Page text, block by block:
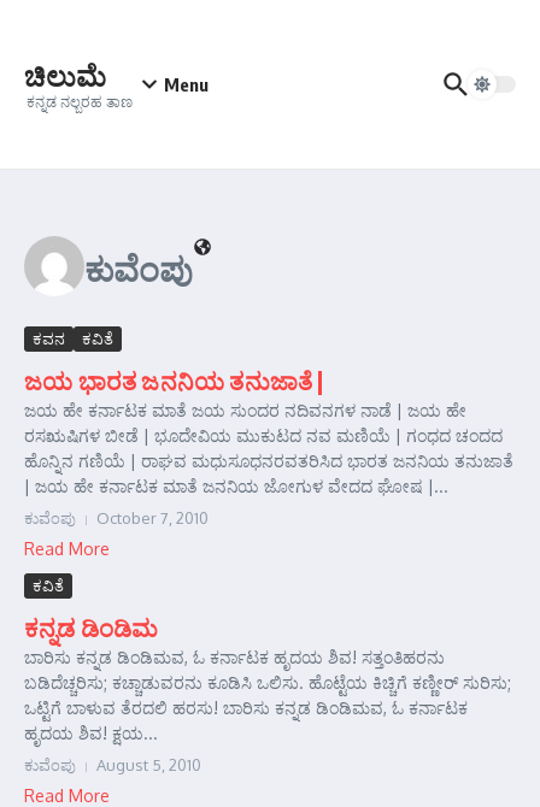
ಚಿಲುಮೆ
ಕನ್ನಡ ನಲ್ಬರಹ ತಾಣ
Menu
ಕುವೆಂಪು
ಕವನ ಕವಿತೆ
ಜಯ ಭಾರತ ಜನನಿಯ ತನುಜಾತೆ |
ಜಯ ಹೇ ಕರ್ನಾಟಕ ಮಾತೆ ಜಯ ಸುಂದರ ನದಿವನಗಳ ನಾಡೆ | ಜಯ ಹೇ
ರಸ‌ಋಷಿಗಳ ಬೀಡೆ | ಭೂದೇವಿಯ ಮುಕುಟದ ನವ ಮಣಿಯೆ | ಗಂಧದ ಚಂದದ
ಹೊನ್ನಿನ ಗಣಿಯೆ | ರಾಘವ ಮಧುಸೂಧನರವತರಿಸಿದ ಭಾರತ ಜನನಿಯ ತನುಜಾತೆ
| ಜಯ ಹೇ ಕರ್ನಾಟಕ ಮಾತೆ ಜನನಿಯ ಜೋಗುಳ ವೇದದ ಘೋಷ |...
ಕುವೆಂಪು October 7, 2010
Read More
ಕವಿತೆ
ಕನ್ನಡ ಡಿಂಡಿಮ
ಬಾರಿಸು ಕನ್ನಡ ಡಿಂಡಿಮವ, ಓ ಕರ್ನಾಟಕ ಹೃದಯ ಶಿವ! ಸತ್ತಂತಿಹರನು
ಬಡಿದೆಚ್ಚರಿಸು; ಕಚ್ಚಾಡುವರನು ಕೂಡಿಸಿ ಒಲಿಸು. ಹೊಟ್ಟೆಯ ಕಿಚ್ಚಿಗೆ ಕಣ್ಣೀರ್ ಸುರಿಸು;
ಒಟ್ಟಿಗೆ ಬಾಳುವ ತೆರದಲಿ ಹರಸು! ಬಾರಿಸು ಕನ್ನಡ ಡಿಂಡಿಮವ, ಓ ಕರ್ನಾಟಕ
ಹೃದಯ ಶಿವ! ಕ್ಷಯ...
ಕುವೆಂಪು August 5, 2010
Read More